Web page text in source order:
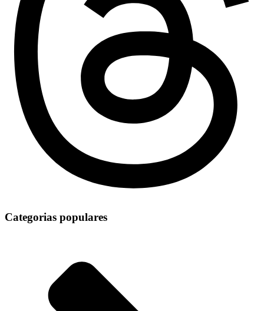
Categorias populares